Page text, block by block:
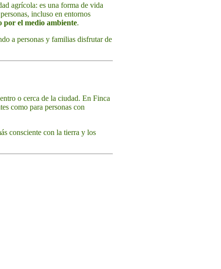
agrícola: es una forma de vida
incluso en entornos
por el medio ambiente.
a personas y familias disfrutar de
o cerca de la ciudad. En Finca
como para personas con
consciente con la tierra y los